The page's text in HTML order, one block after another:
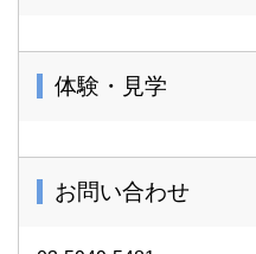
体験・見学
お問い合わせ